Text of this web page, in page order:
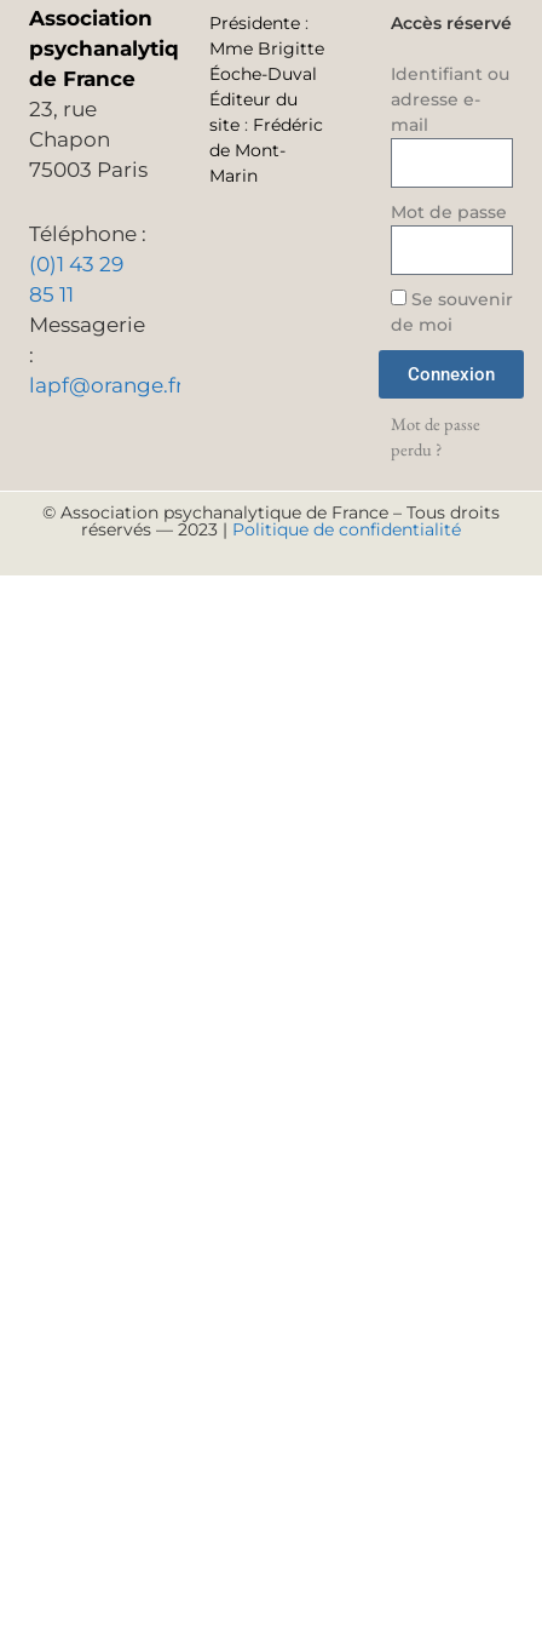
Association
psychanalytique
de France
23, rue
Chapon
75003 Paris
Téléphone :
(0)1 43 29
85 11
Messagerie
:
lapf@orange.fr
Présidente :
Mme Brigitte
Éoche-Duval
Éditeur du
site : Frédéric
de Mont-
Marin
Accès réservé
Identifiant ou
adresse e-
mail
Mot de passe
Se souvenir
de moi
Connexion
Mot de passe
perdu ?
© Association psychanalytique de France – Tous droits
réservés — 2023 | Politique de confidentialité